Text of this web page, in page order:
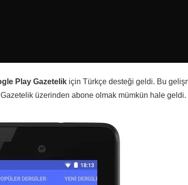
Play Gazetelik için Türkçe desteği geldi. Bu
üzerinden abone olmak mümkün hale geldi.